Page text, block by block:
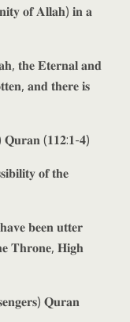
𝐨𝐟 𝐀𝐥𝐥𝐚𝐡) 𝐢𝐧 𝐚
𝐭𝐡𝐞 𝐄𝐭𝐞𝐫𝐧𝐚𝐥 𝐚𝐧𝐝
𝐚𝐧𝐝 𝐭𝐡𝐞𝐫𝐞 𝐢𝐬
𝐐𝐮𝐫𝐚𝐧 (𝟏𝟏𝟐:𝟏-𝟒)
𝐨𝐟 𝐭𝐡𝐞
𝐛𝐞𝐞𝐧 𝐮𝐭𝐭𝐞𝐫
𝐓𝐡𝐫𝐨𝐧𝐞, 𝐇𝐢𝐠𝐡
𝐐𝐮𝐫𝐚𝐧